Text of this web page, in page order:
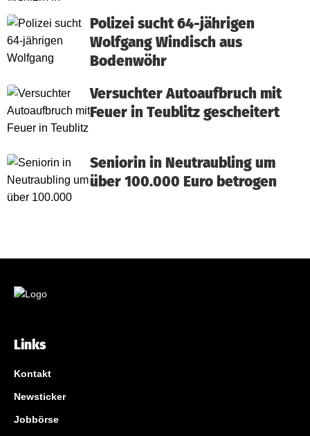
Polizei sucht 64-jährigen
Wolfgang Windisch aus
Bodenwöhr
Versuchter Autoaufbruch mit
Feuer in Teublitz gescheitert
Seniorin in Neutraubling um
über 100.000 Euro betrogen
Links
Kontakt
Newsticker
Jobbörse